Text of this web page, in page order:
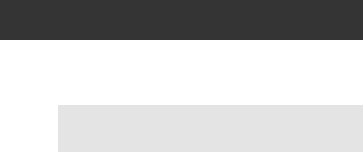
springen